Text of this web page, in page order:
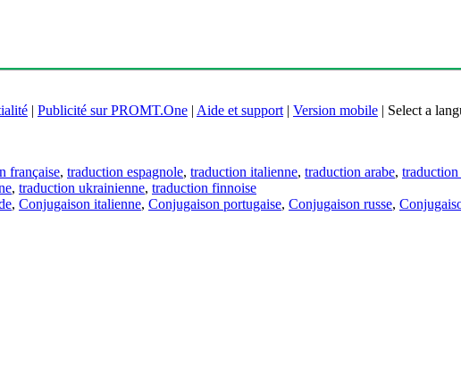
| Publicité sur PROMT.One | Aide et support | Version mobile | Select a
française, traduction espagnole, traduction italienne, traduction arabe, traduction
, traduction ukrainienne, traduction finnoise
, Conjugaison italienne, Conjugaison portugaise, Conjugaison russe,